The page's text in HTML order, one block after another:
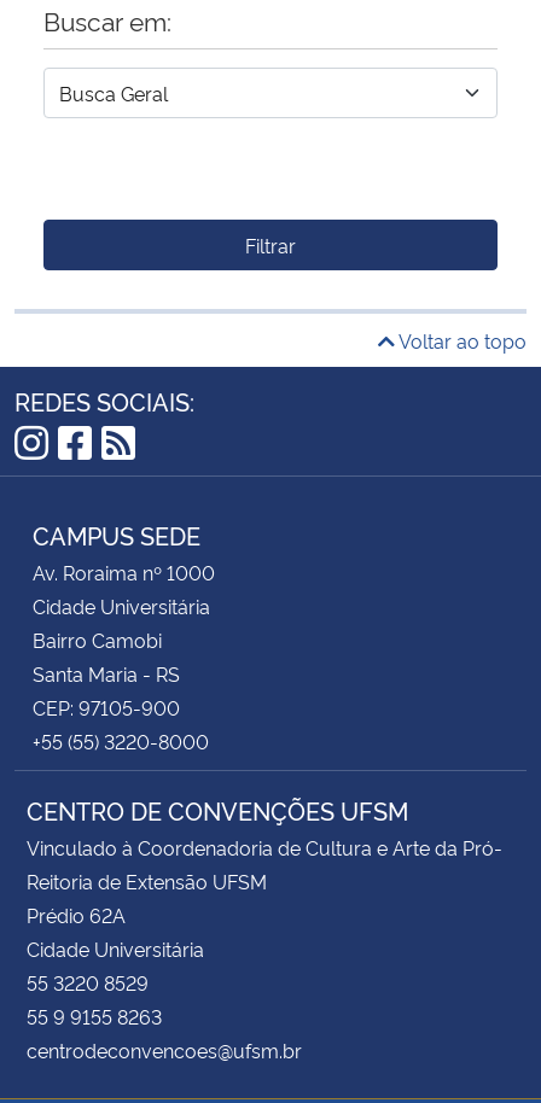
Buscar em:
Filtrar
Voltar ao topo
REDES SOCIAIS:
Instagram
Facebook
RSS
CAMPUS SEDE
Av. Roraima nº 1000
Cidade Universitária
Bairro Camobi
Santa Maria - RS
CEP: 97105-900
+55 (55) 3220-8000
CENTRO DE CONVENÇÕES UFSM
Vinculado à Coordenadoria de Cultura e Arte da Pró-
Reitoria de Extensão UFSM
Prédio 62A
Cidade Universitária
55 3220 8529
55 9 9155 8263
centrodeconvencoes@ufsm.br